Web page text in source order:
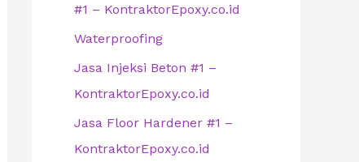
#1 – KontraktorEpoxy.co.id
Waterproofing
Jasa Injeksi Beton #1 –
KontraktorEpoxy.co.id
Jasa Floor Hardener #1 –
KontraktorEpoxy.co.id